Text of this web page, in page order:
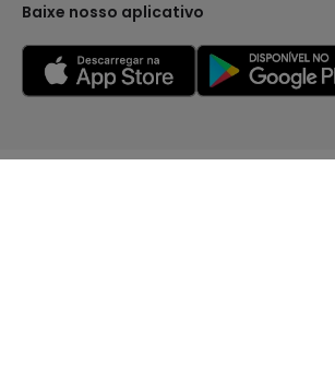
Baixe nosso aplicativo